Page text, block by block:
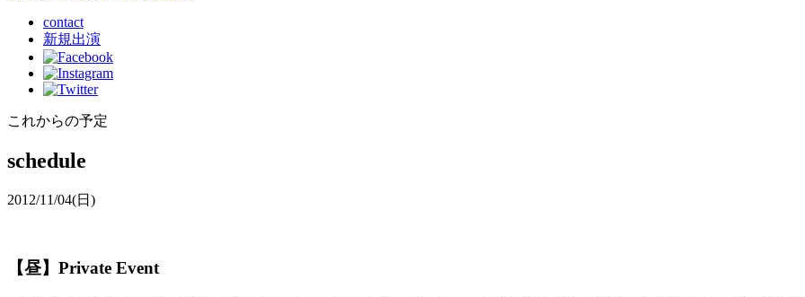
contact
新規出演
これからの予定
schedule
2012/11/04(日)
【昼】Private Event